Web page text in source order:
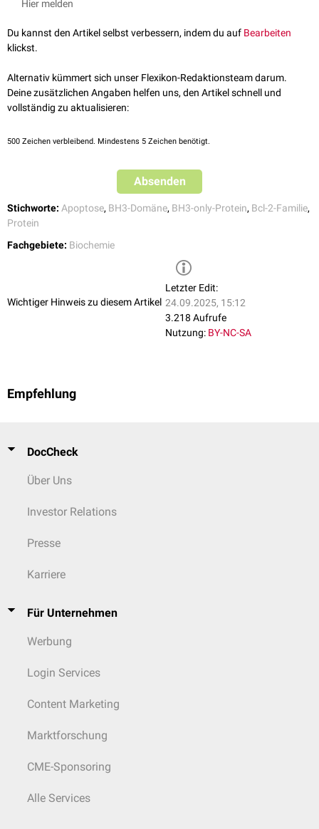
Regulators of Induced Apoptosis
; Life 2022, 12(2), 256.
Genecards.
; abgerufen am 03.06.2022
Hier melden
Du kannst den Artikel selbst verbessern, indem du auf Bearbeiten
klickst.
Alternativ kümmert sich unser Flexikon-Redaktionsteam darum.
Deine zusätzlichen Angaben helfen uns, den Artikel schnell und
vollständig zu aktualisieren:
500 Zeichen verbleibend. Mindestens 5 Zeichen benötigt.
Absenden
Stichworte: Apoptose, BH3-Domäne, BH3-only-Protein, Bcl-2-Familie,
Protein
Fachgebiete: Biochemie
Wichtiger Hinweis zu diesem Artikel
Letzter Edit:
24.09.2025, 15:12
3.218 Aufrufe
Nutzung: BY-NC-SA
Empfehlung
DocCheck
Über Uns
Investor Relations
Presse
Karriere
Für Unternehmen
Werbung
Login Services
Content Marketing
Marktforschung
CME-Sponsoring
Alle Services